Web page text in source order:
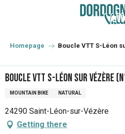
principal
Homepage Boucle VTT S-Léon
Boucle VTT S-Léon sur Vézère
MOUNTAIN BIKE NATURAL
24290 Saint-Léon-sur-Vézère
Getting there